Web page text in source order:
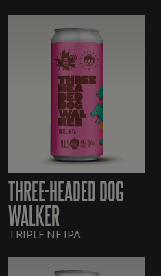
THREE-HEADED DOG
WALKER
TRIPLE NE IPA